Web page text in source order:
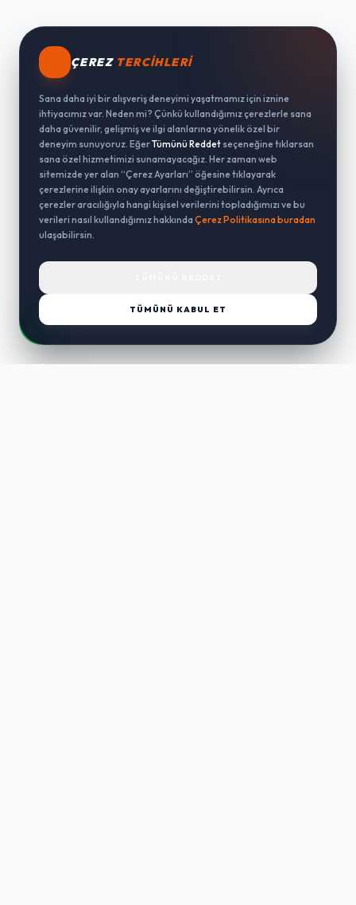
ÇEREZ TERCIHLERI
Sana daha iyi bir alışveriş deneyimi yaşatmamız için iznine
ihtiyacımız var. Neden mi? Çünkü kullandığımız çerezlerle sana
daha güvenilir, gelişmiş ve ilgi alanlarına yönelik özel bir
deneyim sunuyoruz. EğerTümünü Reddet seçeneğine tıklarsan
sana özel hizmetimizi sunamayacağız. Her zaman web
sitemizde yer alan “Çerez Ayarları” öğesine tıklayarak
çerezlerine ilişkin onay ayarlarını değiştirebilirsin. Ayrıca
çerezler aracılığıyla hangi kişisel verilerini topladığımızı ve bu
verileri nasıl kullandığımız hakkında Çerez Politikasına buradan
ulaşabilirsin.
TÜMÜNÜ KABUL ET